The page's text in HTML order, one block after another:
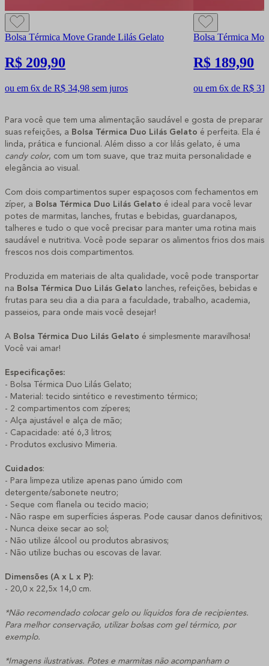
Bolsa Térmica Move Grande Lilás Gelato
R$ 209,90
ou em 6x de R$ 34,98 sem juros
Bolsa Térmica
R$ 189,90
ou em 6x de R$
Para você que tem uma alimentação saudável e gosta de preparar
suas refeições, a Bolsa Térmica Duo Lilás Gelato é perfeita. Ela é
linda, prática e funcional. Além disso a cor lilás gelato, é uma
candy color, com um tom suave, que traz muita personalidade e
elegância ao visual.
Com dois compartimentos super espaçosos com fechamentos em
zíper, a Bolsa Térmica Duo Lilás Gelato é ideal para você levar
potes de marmitas, lanches, frutas e bebidas, guardanapos,
talheres e tudo o que você precisar para manter uma rotina mais
saudável e nutritiva. Você pode separar os alimentos frios dos mais
frescos nos dois compartimentos.
Produzida em materiais de alta qualidade, você pode transportar
na Bolsa Térmica Duo Lilás Gelato
lanches, refeições, bebidas e
frutas para seu dia a dia para a faculdade, trabalho, academia,
passeios, para onde mais você desejar!
A Bolsa Térmica Duo Lilás Gelato é simplesmente maravilhosa!
Você vai amar!
Especificações:
- Bolsa Térmica Duo Lilás Gelato;
- Material: tecido sintético e revestimento térmico;
- 2 compartimentos com zíperes;
- Alça ajustável e alça de mão;
- Capacidade: até 6,3 litros;
- Produtos exclusivo Mimeria.
Cuidados:
- Para limpeza utilize apenas pano úmido com
detergente/sabonete neutro;
- Seque com flanela ou tecido macio;
- Não raspe em superfícies ásperas. Pode causar danos definitivos;
- Nunca deixe secar ao sol;
- Não utilize álcool ou produtos abrasivos;
- Não utilize buchas ou escovas de lavar.
Dimensões (A x L x P):
- 20,0 x 22,5x 14,0 cm.
*Não recomendado colocar gelo ou líquidos fora de recipientes.
Para melhor conservação, utilizar bolsas com gel térmico, por
exemplo.
*Imagens ilustrativas. Potes e marmitas não acompanham o